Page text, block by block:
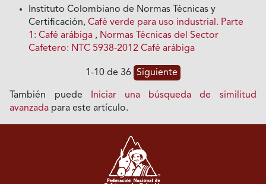
Instituto Colombiano de Normas Técnicas y
Certificación,Café verde para uso industrial. Parte
1: Café arábiga , Normas Técnicas del Sector
Cafetero: NTC 5938-2012 Café arábiga
1-10 de 36 Siguiente
También puede
Iniciar una búsqueda de similitud
avanzada para este artículo.